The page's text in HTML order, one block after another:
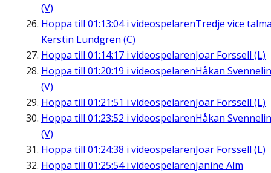
(V)
Hoppa till 01:13:04i videospelarenTredje vice
Kerstin Lundgren (C)
Hoppa till 01:14:17 i videospelarenJoar Forssell (L)
Hoppa till 01:20:19 i videospelarenHåkan
(V)
Hoppa till 01:21:51 i videospelarenJoar Forssell (L)
Hoppa till 01:23:52 i videospelarenHåkan
(V)
Hoppa till 01:24:38 i videospelarenJoar Forssell (L)
Hoppa till 01:25:54i videospelarenJanine Alm